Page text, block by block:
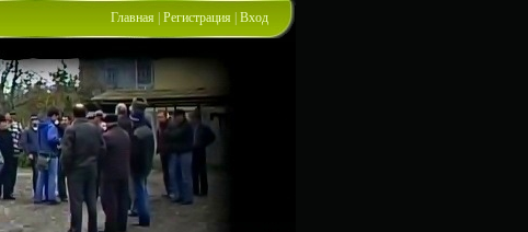
Главная Регистрация Вход